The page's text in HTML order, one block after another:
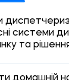
системи
та
домашній